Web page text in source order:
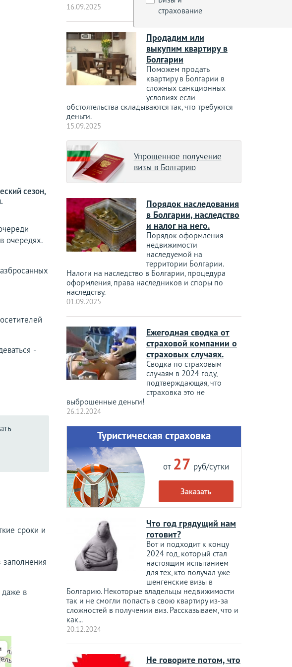
сезон,
очередях.
-
сроки и
заполнения
даже в
16.09.2025
Продадим или
выкупим квартиру в
Болгарии
Поможем продать
квартиру в Болгарии в
сложных санкционных
условиях если
обстоятельства складываются так, что требуются
деньги.
15.09.2025
Упрощенное получение
визы в Болгарию
Порядок наследования
в Болгарии, наследство
и налог на него.
Порядок оформления
недвижимости
наследуемой на
территории Болгарии.
Налоги на наследство в Болгарии, процедура
оформления, права наследников и споры по
наследству.
01.09.2025
Ежегодная сводка от
страховой компании о
страховых случаях.
Сводка по страховым
случаям в 2024 году,
подтверждающая, что
страховка это не
выброшенные деньги!
26.12.2024
Туристическая страховка
от 27 руб/сутки
Заказать
Что год грядущий нам
готовит?
Вот и подходит к концу
2024 год, который стал
настоящим испытанием
для тех, кто получал уже
шенгенские визы в
Болгарию. Некоторые владельцы недвижимости
так и не смогли попасть в свою квартиру из-за
сложностей в получении виз. Рассказываем, что и
как...
20.12.2024
Не говорите потом, что
страхование